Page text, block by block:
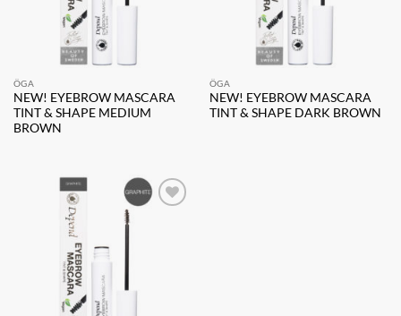
ÖGA
NEW! EYEBROW MASCARA
TINT & SHAPE MEDIUM
BROWN
ÖGA
NEW! EYEBROW MASCARA
TINT & SHAPE DARK BROWN